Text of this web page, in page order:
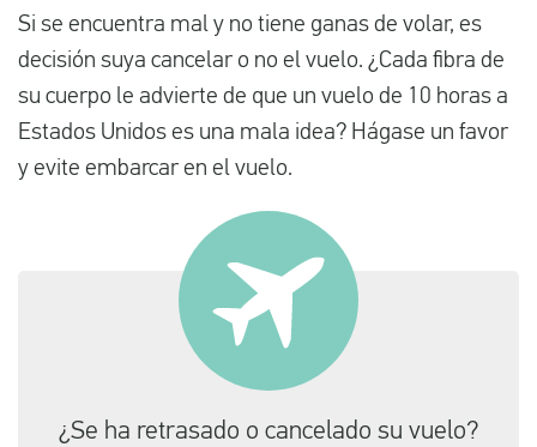
Si se encuentra mal y no tiene ganas de volar, es
decisión suya cancelar o no el vuelo. ¿Cada fibra de
su cuerpo le advierte de que un vuelo de 10 horas a
Estados Unidos es una mala idea? Hágase un favor
y evite embarcar en el vuelo.
¿Se ha retrasado o cancelado su vuelo?